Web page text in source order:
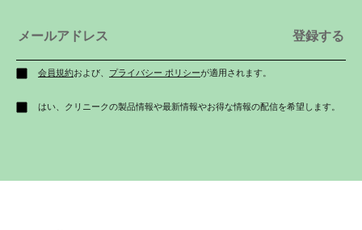
会員規約および、 プライバシー ポリシーが適用されます。
はい、クリニークの製品情報や最新情報やお得な情報の配信を希望します。